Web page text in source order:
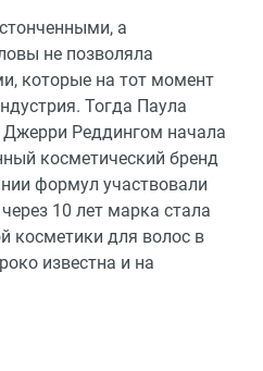
а
не позволяла
которые на тот момент
Тогда Паула
Джерри Реддингом начала
косметический бренд
формул участвовали
10 лет марка стала
косметики для волос в
известна и на